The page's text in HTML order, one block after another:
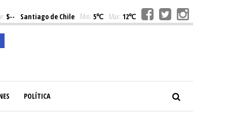
$-- Santiago de Chile Min: 5℃ Max: 12℃
POLÍTICA